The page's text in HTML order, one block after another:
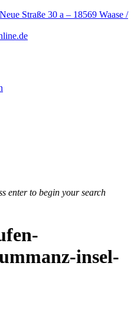
Straße 30 a – 18569 Waase /
enter to begin your search
insel-